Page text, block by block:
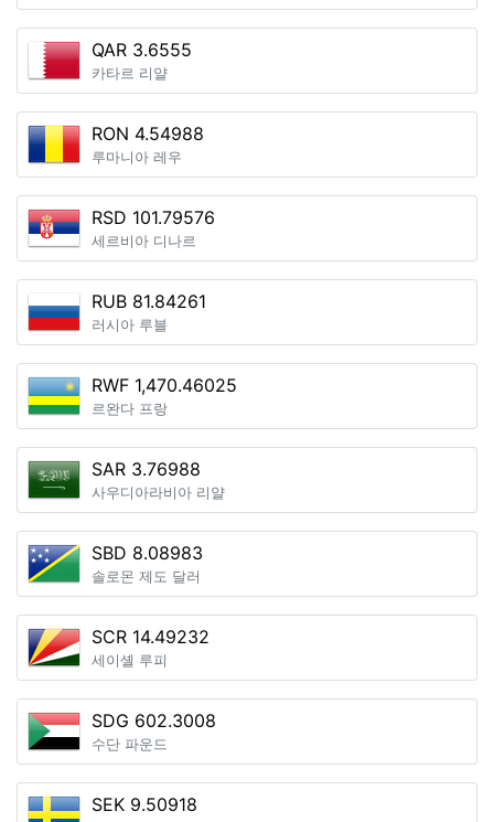
QAR 3.6555
카타르 리얄
RON 4.54988
루마니아 레우
RSD 101.79576
세르비아 디나르
RUB 81.84261
러시아 루블
RWF 1,470.46025
르완다 프랑
SAR 3.76988
사우디아라비아 리얄
SBD 8.08983
솔로몬 제도 달러
SCR 14.49232
세이셸 루피
SDG 602.3008
수단 파운드
SEK 9.50918